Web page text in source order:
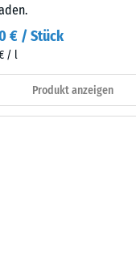
€ / Stück
/ l
Produkt anzeigen